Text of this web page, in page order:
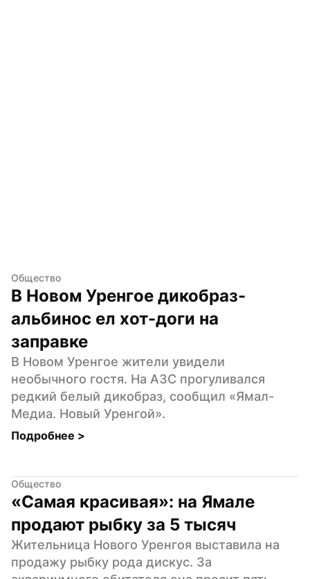
Общество
В Новом Уренгое дикобраз-
альбинос ел хот-доги на
заправке
В Новом Уренгое жители увидели
необычного гостя. На АЗС прогуливался
редкий белый дикобраз, сообщил «Ямал-
Медиа. Новый Уренгой».
Подробнее >
Общество
«Самая красивая»: на Ямале
продают рыбку за 5 тысяч
Жительница Нового Уренгоя выставила на
продажу рыбку рода дискус. За